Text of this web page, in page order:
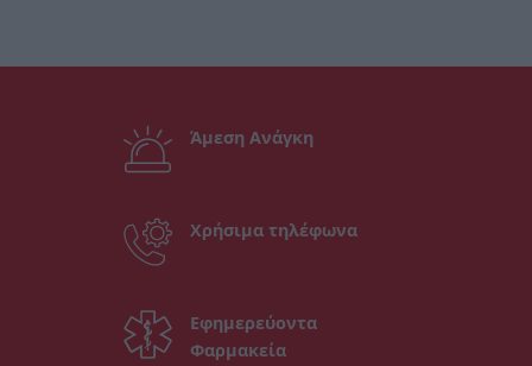
Άμεση Ανάγκη
Χρήσιμα τηλέφωνα
Εφημερεύοντα
Φαρμακεία